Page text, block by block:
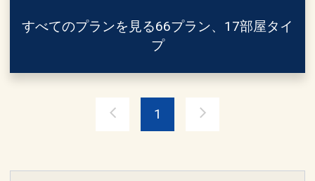
・寝具不要の未就学児：無料（添い寝扱
3943-0996）までお問合せくださいま
すべてのプランを見る66プラン、17部屋タイ
プ
1